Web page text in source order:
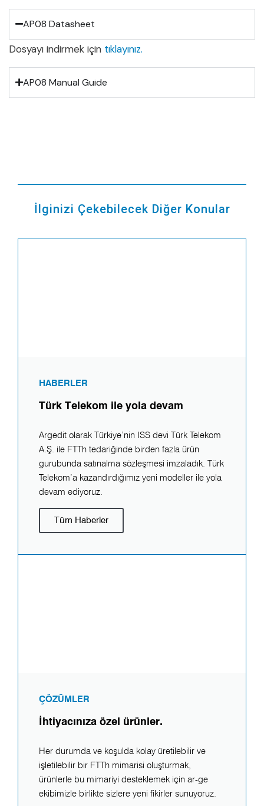
AP08 Datasheet
Dosyayı indirmek için tıklayınız.
AP08 Manual Guide
İlginizi Çekebilecek Diğer Konular
HABERLER
Türk Telekom ile yola devam
Argedit olarak Türkiye’nin ISS devi Türk Telekom
A.Ş. ile FTTh tedariğinde birden fazla ürün
gurubunda satınalma sözleşmesi imzaladık. Türk
Telekom’a kazandırdığımız yeni modeller ile yola
devam ediyoruz.
Tüm Haberler
ÇÖZÜMLER
İhtiyacınıza özel ürünler.
Her durumda ve koşulda kolay üretilebilir ve
işletilebilir bir FTTh mimarisi oluşturmak,
ürünlerle bu mimariyi desteklemek için ar-ge
ekibimizle birlikte sizlere yeni fikirler sunuyoruz.